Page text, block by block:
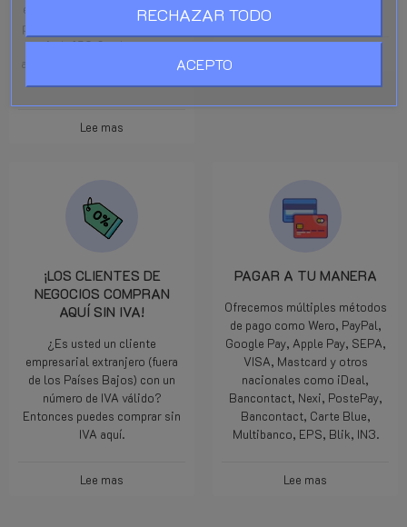
en envíos de paquetes a otros
países de la UE para pedidos a
partir de 150 € y descuentos
aún mayores a partir de 250 €
Lee mas
posible para usted.
¡LOS CLIENTES DE
NEGOCIOS COMPRAN
AQUÍ SIN IVA!
¿Es usted un cliente
empresarial extranjero (fuera
de los Países Bajos) con un
número de IVA válido?
Entonces puedes comprar sin
IVA aquí.
Lee mas
PAGAR A TU MANERA
Ofrecemos múltiples métodos
de pago como Wero, PayPal,
Google Pay, Apple Pay, SEPA,
VISA, Mastcard y otros
nacionales como iDeal,
Bancontact, Nexi, PostePay,
Bancontact, Carte Blue,
Multibanco, EPS, Blik, IN3.
Lee mas
RECHAZAR TODO
ACEPTO